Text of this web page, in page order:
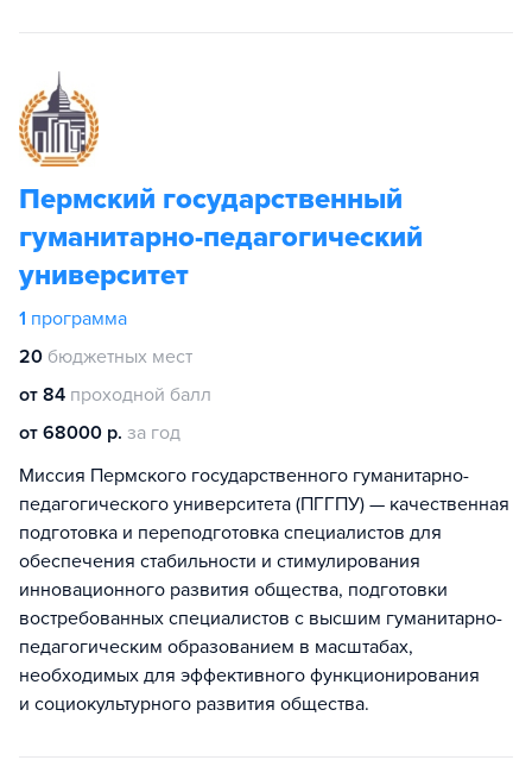
Пермский государственный
гуманитарно-педагогический
университет
1 программа
20 бюджетных мест
от 84 проходной балл
от 68000 р. за год
Миссия Пермского государственного гуманитарно-
педагогического университета (ПГГПУ) — качественная
подготовка и переподготовка специалистов для
обеспечения стабильности и стимулирования
инновационного развития общества, подготовки
востребованных специалистов с высшим гуманитарно-
педагогическим образованием в масштабах,
необходимых для эффективного функционирования
и социокультурного развития общества.